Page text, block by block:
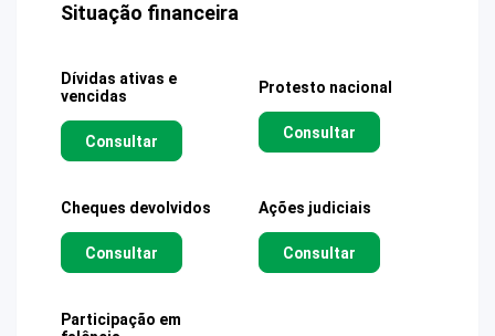
Situação financeira
Dívidas ativas e
vencidas
Consultar
Protesto nacional
Consultar
Cheques devolvidos
Consultar
Ações judiciais
Consultar
Participação em